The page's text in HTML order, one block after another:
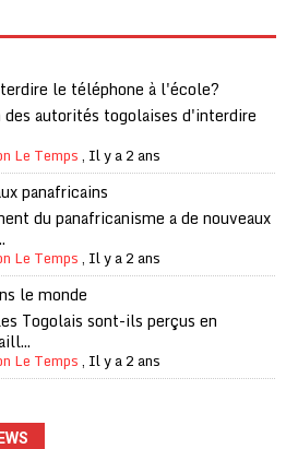
le téléphone à l'école?
des autorités togolaises d'interdire
Le Temps, Il y a 2 ans
panafricains
du panafricanisme a de nouveaux
Le Temps, Il y a 2 ans
le monde
Togolais sont-ils perçus en
Le Temps, Il y a 2 ans